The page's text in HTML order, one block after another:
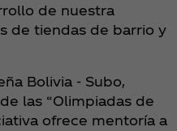
de nuestra
de tiendas de barrio y
Bolivia - Subo,
las “Olimpiadas de
ofrece mentoría a